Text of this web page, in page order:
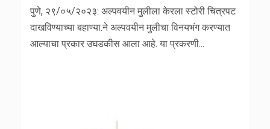
पुणे, २९/०५/२०२३: अल्पवयीन मुलीला केरला स्टोरी चित्रपट
दाखविण्याच्या बहाण्या.ने अल्पवयीन मुलीचा विनयभंग करण्यात
आल्याचा प्रकार उघडकीस आला आहे. या प्रकरणी...